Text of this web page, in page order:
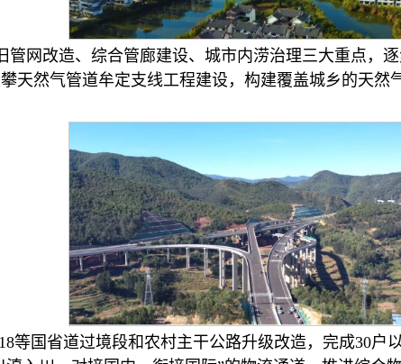
管网改造、综合管廊建设、城市内涝治理三大重点，
天然气管道牟定支线工程建设，构建覆盖城乡的天然
等国省道过境段和农村主干公路升级改造，完成30